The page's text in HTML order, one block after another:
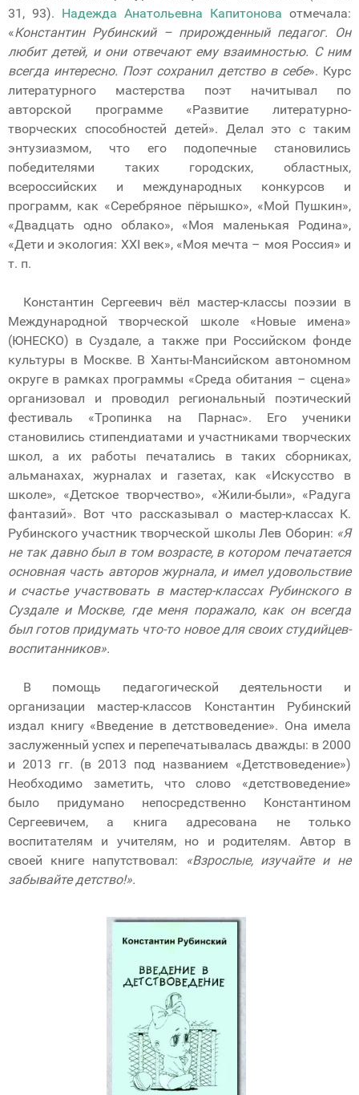
31, 93). Надежда Анатольевна Капитонова отмечала:
«Константин Рубинский – прирожденный педагог. Он
любит детей, и они отвечают ему взаимностью. С ним
всегда интересно. Поэт сохранил детство в себе». Курс
литературного мастерства поэт начитывал по
авторской программе «Развитие литературно-
творческих способностей детей». Делал это с таким
энтузиазмом, что его подопечные становились
победителями таких городских, областных,
всероссийских и международных конкурсов и
программ, как «Серебряное пёрышко», «Мой Пушкин»,
«Двадцать одно облако», «Моя маленькая Родина»,
«Дети и экология: XXI век», «Моя мечта – моя Россия» и
т. п.
Константин Сергеевич вёл мастер-классы поэзии в
Международной творческой школе «Новые имена»
(ЮНЕСКО) в Суздале, а также при Российском фонде
культуры в Москве. В Ханты-Мансийском автономном
округе в рамках программы «Среда обитания – сцена»
организовал и проводил региональный поэтический
фестиваль «Тропинка на Парнас». Его ученики
становились стипендиатами и участниками творческих
школ, а их работы печатались в таких сборниках,
альманахах, журналах и газетах, как «Искусство в
школе», «Детское творчество», «Жили-были», «Радуга
фантазий». Вот что рассказывал о мастер-классах К.
Рубинского участник творческой школы Лев Оборин: «Я
не так давно был в том возрасте, в котором печатается
основная часть авторов журнала, и имел удовольствие
и счастье участвовать в мастер-классах Рубинского в
Суздале и Москве, где меня поражало, как он всегда
был готов придумать что-то новое для своих студийцев-
воспитанников».
В помощь педагогической деятельности и
организации мастер-классов Константин Рубинский
издал книгу «Введение в детствоведение». Она имела
заслуженный успех и перепечатывалась дважды: в 2000
и 2013 гг. (в 2013 под названием «Детствоведение»)
Необходимо заметить, что слово «детствоведение»
было придумано непосредственно Константином
Сергеевичем, а книга адресована не только
воспитателям и учителям, но и родителям. Автор в
своей книге напутствовал:
«Взрослые, изучайте и не
забывайте детство!».